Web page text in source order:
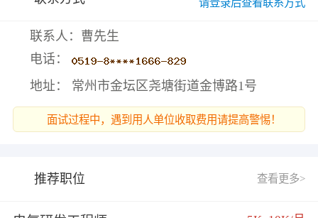
请登录后查看联系方式
联系人：曹先生
电话：
地址： 常州市金坛区尧塘街道金博路1号
面试过程中，遇到用人单位收取费用请提高警惕！
推荐职位 查看更多>